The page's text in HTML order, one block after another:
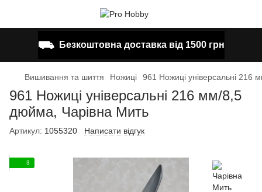
⛟ Безкоштовна доставка від 1500 грн
Вишивання та шиття Ножиці 961 Ножиці універсальні
961 Ножиці універсальні 216 мм/8,5
дюйма, Чарівна Мить
Артикул: 1055320 Написати відгук
3